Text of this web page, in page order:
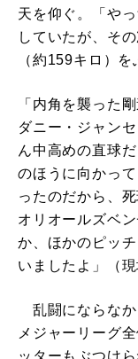
天を仰ぐ。「や
していたが、そ
（約159キロ）を
「内角を襲った
ダニー・ジャン
ん中高めの直球
のほうに向かっ
ったのだから、
オリオールズベ
か、ほかのピッ
いましたよ」（
乱闘にならなか
メジャーリーグ